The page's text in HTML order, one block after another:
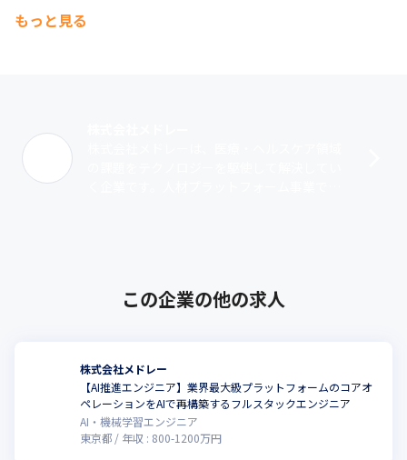
・かかりつけ薬局支援システム『Pharms（ファームス）』
もっと見る
この企業の他の求人
株式会社メドレー
【AI推進エンジニア】業界最大級プラットフォームのコアオ
ペレーションをAIで再構築するフルスタックエンジニア
AI・機械学習エンジニア
東京都
年収 : 800-1200万円